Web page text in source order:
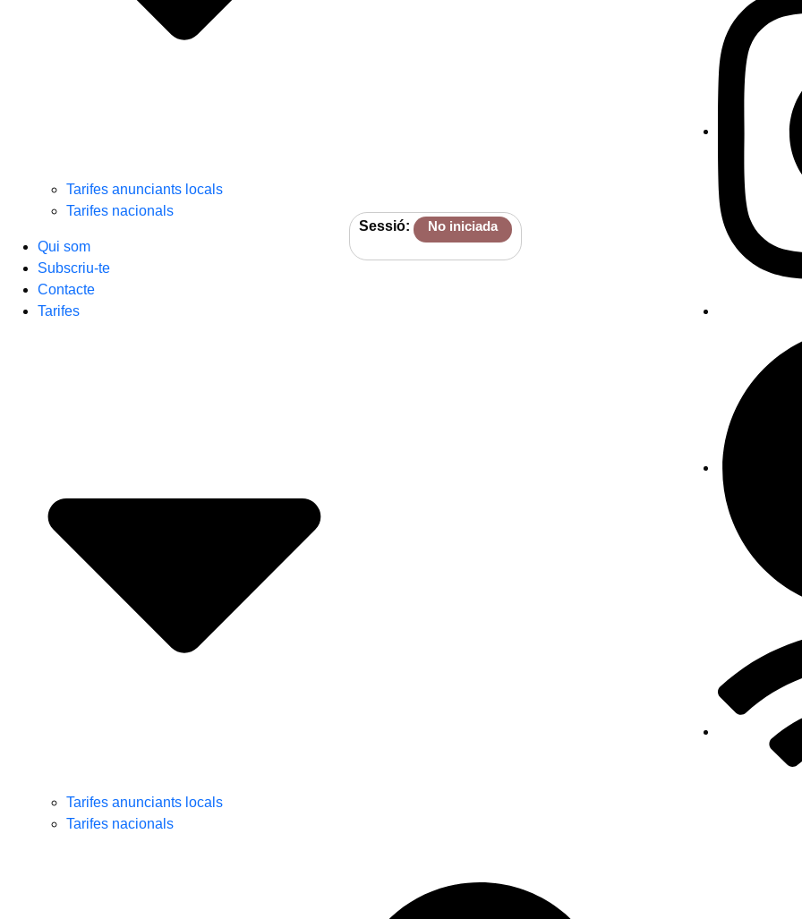
Tarifes anunciants locals
Tarifes nacionals
Qui som
Subscriu-te
Contacte
Tarifes
Tarifes anunciants locals
Tarifes nacionals
Sessió: No iniciada